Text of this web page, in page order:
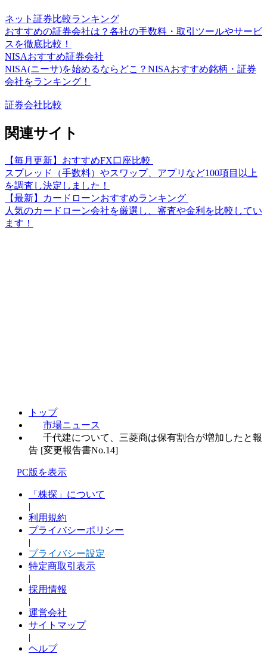
ネット証券比較ランキング
おすすめの証券会社は？各社の手数料・取引ツールやサービ
スを徹底比較！
NISAおすすめ証券会社
NISA(ニーサ)を始めるならどこ？NISAおすすめ銘柄・証券
会社をランキング！
証券会社比較
関連サイト
【毎月更新】おすすめFX口座比較
スプレッド（手数料）やスワップ、アプリなど100項目以上
を調査し決定しました！
【最新】カードローンおすすめランキング
人気のカードローン会社を厳選し、審査や金利を比較してい
ます！
トップ
市場ニュース
千代建について、三菱商は保有割合が増加したと報
告 [変更報告書No.14]
PC版を表示
「株探」について
|
利用規約
プライバシーポリシー
|
プライバシー設定
特定商取引表示
|
採用情報
|
運営会社
サイトマップ
|
ヘルプ